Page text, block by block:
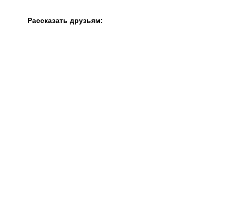
Рассказать друзьям: